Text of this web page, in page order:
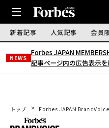
新着記事 人気記事 会員
NEWS
Forbes JAPAN
記事ページ内の広告表示
トップ Forbes JAPAN BrandVoice